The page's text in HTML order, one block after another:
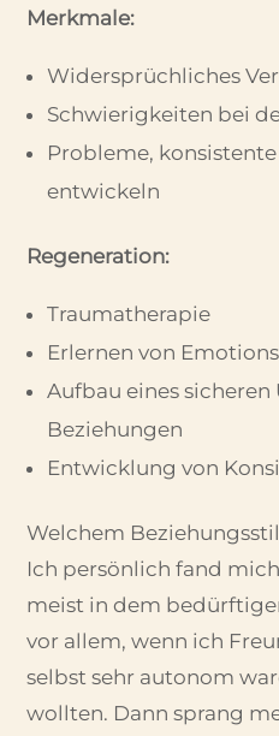
Merkmale:
Widersprüchliches
Schwierigkeiten bei
Probleme,
entwickeln
Regeneration:
Traumatherapie
Erlernen von
Aufbau eines
Beziehungen
Entwicklung von
Welchem
Ich persönlich fand
meist in dem
vor allem, wenn ich
selbst sehr autonom
wollten. Dann sprang